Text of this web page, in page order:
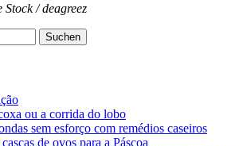
/ deagreez
ou a corrida do lobo
sem esforço com remédios caseiros
de ovos para a Páscoa